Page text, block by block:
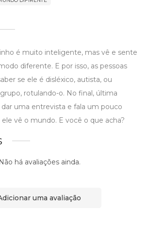
é muito inteligente, mas vê e sente
diferente. E por isso, as pessoas
se ele é disléxico, autista, ou
rotulando-o. No final, última
dar uma entrevista e fala um pouco
vê o mundo. E você o que acha?
Não há avaliações ainda.
uma avaliação